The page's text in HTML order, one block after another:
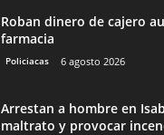
Roban dinero de cajero
farmacia
Policiacas 6 agosto 2026
Arrestan a hombre en
maltrato y provocar